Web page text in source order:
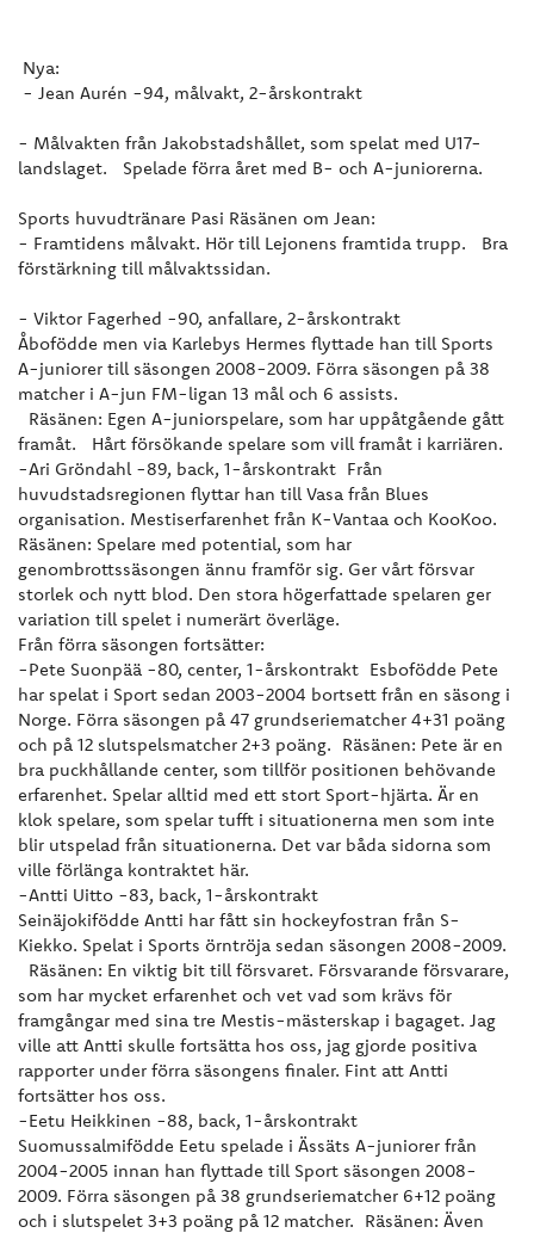
Nya:
- Jean Aurén -94, målvakt, 2-årskontrakt
- Målvakten från Jakobstadshållet, som spelat med U17-
landslaget. Spelade förra året med B- och A-juniorerna.
Sports huvudtränare Pasi Räsänen om Jean:
- Framtidens målvakt. Hör till Lejonens framtida trupp. Bra
förstärkning till målvaktssidan.
- Viktor Fagerhed -90, anfallare, 2-årskontrakt
Åbofödde men via Karlebys Hermes flyttade han till Sports
A-juniorer till säsongen 2008-2009. Förra säsongen på 38
matcher i A-jun FM-ligan 13 mål och 6 assists.
Räsänen: Egen A-juniorspelare, som har uppåtgående gått
framåt. Hårt försökande spelare som vill framåt i karriären.
-Ari Gröndahl -89, back, 1-årskontrakt Från
huvudstadsregionen flyttar han till Vasa från Blues
organisation. Mestiserfarenhet från K-Vantaa och KooKoo.
Räsänen: Spelare med potential, som har
genombrottssäsongen ännu framför sig. Ger vårt försvar
storlek och nytt blod. Den stora högerfattade spelaren ger
variation till spelet i numerärt överläge.
Från förra säsongen fortsätter:
-Pete Suonpää -80, center, 1-årskontrakt Esbofödde Pete
har spelat i Sport sedan 2003-2004 bortsett från en säsong i
Norge. Förra säsongen på 47 grundseriematcher 4+31 poäng
och på 12 slutspelsmatcher 2+3 poäng. Räsänen: Pete är en
bra puckhållande center, som tillför positionen behövande
erfarenhet. Spelar alltid med ett stort Sport-hjärta. Är en
klok spelare, som spelar tufft i situationerna men som inte
blir utspelad från situationerna. Det var båda sidorna som
ville förlänga kontraktet här.
-Antti Uitto -83, back, 1-årskontrakt
Seinäjokifödde Antti har fått sin hockeyfostran från S-
Kiekko. Spelat i Sports örntröja sedan säsongen 2008-2009.
Räsänen: En viktig bit till försvaret. Försvarande försvarare,
som har mycket erfarenhet och vet vad som krävs för
framgångar med sina tre Mestis-mästerskap i bagaget. Jag
ville att Antti skulle fortsätta hos oss, jag gjorde positiva
rapporter under förra säsongens finaler. Fint att Antti
fortsätter hos oss.
-Eetu Heikkinen -88, back, 1-årskontrakt
Suomussalmifödde Eetu spelade i Ässäts A-juniorer från
2004-2005 innan han flyttade till Sport säsongen 2008-
2009. Förra säsongen på 38 grundseriematcher 6+12 poäng
och i slutspelet 3+3 poäng på 12 matcher. Räsänen: Även